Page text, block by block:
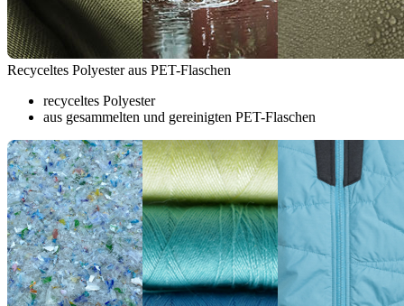
Recyceltes Polyester aus PET-Flaschen
recyceltes Polyester
aus gesammelten und gereinigten PET-Flaschen